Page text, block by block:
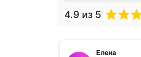
4.9 из 5
Елена